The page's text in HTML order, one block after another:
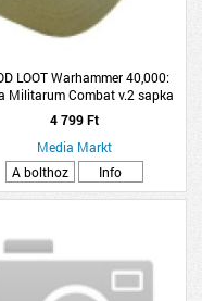
LOOT Warhammer 40,000:
Militarum Combat v.2 sapka
(Kiegészítők/Relikviák)
4 799 Ft
Media Markt
A bolthoz
Info